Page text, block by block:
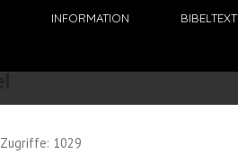
INFORMATION BIBELTEXT
Zugriffe: 1029